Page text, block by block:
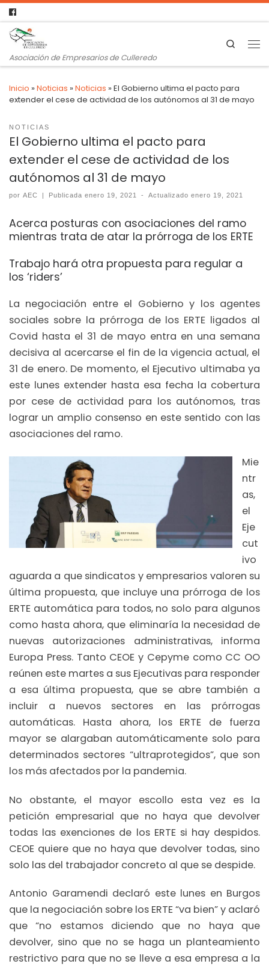
Asociación de Empresarios de Culleredo
Search
Inicio »Noticias »Noticias »El Gobierno ultima el pacto para
extender el cese de actividad de los autónomos al 31 de mayo
NOTICIAS
El Gobierno ultima el pacto para
extender el cese de actividad de los
autónomos al 31 de mayo
por AEC | Publicadaenero 19, 2021 - Actualizadoenero 19, 2021
Acerca posturas con asociaciones del ramo
mientras trata de atar la prórroga de los ERTE
Trabajo hará otra propuesta para regular a
los ‘riders’
La negociación entre el Gobierno y los agentes
sociales sobre la prórroga de los ERTE ligados al
Covid hasta el 31 de mayo entra en una semana
decisiva al acercarse el fin de la vigencia actual, el
31 de enero. De momento, el Ejecutivo ultimaba ya
este lunes extender hasta esa fecha la cobertura
por cese de actividad para los autónomos, tras
lograr un amplio consenso en este sentido con las
asociaciones del ramo.
Mie
ntr
as,
el
Eje
cut
ivo
aguarda a que sindicatos y empresarios valoren su
última propuesta, que incluye una prórroga de los
ERTE automática para todos, no solo para algunos
como hasta ahora, que eliminaría la necesidad de
nuevas autorizaciones administrativas, informa
Europa Press. Tanto CEOE y Cepyme como CC OO
reúnen este martes a sus Ejecutivas para responder
a esa última propuesta, que se abre también a
incluir a nuevos sectores en las prórrogas
automáticas. Hasta ahora, los ERTE de fuerza
mayor se alargaban automáticamente solo para
determinados sectores “ultraprotegidos”, que son
los más afectados por la pandemia.
No obstante, el mayor escollo esta vez es la
petición empresarial que no haya que devolver
todas las exenciones de los ERTE si hay despidos.
CEOE quiere que no haya que devolver todas, sino
solo las del trabajador concreto al que se despide.
Antonio Garamendi declaró este lunes en Burgos
que la negociación sobre los ERTE “va bien” y aclaró
que “no estamos diciendo que no haya que
devolver, sino que no se haga un planteamiento
restrictivo para que no se lleve a esa empresa a la